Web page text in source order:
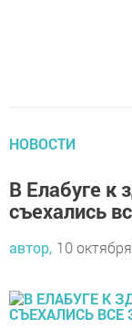
НОВОСТИ
В Елабуге к
съехались
автор, 10